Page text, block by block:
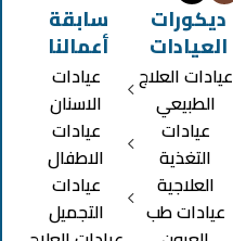
ديكورات
العيادات
عيادات العلاج
الطبيعي
عيادات
التغذية
العلاجية
عيادات طب
سابقة
أعمالنا
عيادات
الاسنان
عيادات
الاطفال
عيادات
التجميل